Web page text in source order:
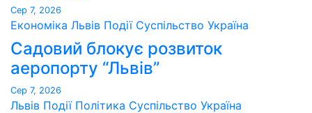
Сер 7, 2026
Економіка Львів Події Суспільство Україна
Садовий блокує розвиток
аеропорту “Львів”
Сер 7, 2026
Львів Події Політика Суспільство Україна